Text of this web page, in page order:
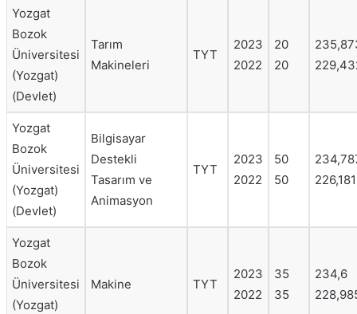
Yozgat
Bozok
Üniversitesi
(Yozgat)
(Devlet)
Tarım
Makineleri
TYT
2023
2022
20
20
Yozgat
Bozok
Üniversitesi
(Yozgat)
(Devlet)
Bilgisayar
Destekli
Tasarım ve
Animasyon
TYT
2023
2022
50
50
226,181
Yozgat
Bozok
Üniversitesi
(Yozgat)
Makine TYT
2023
2022
35
35
234,6